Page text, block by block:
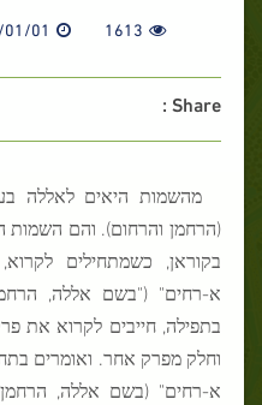
1613
01
Share :
מהשמות היאים לאללה
(הרחמן והרחום). והם
בקוראן, כשמתחילים
א-רחים" ("בשם אללה,
וחלק מפרק אחר. ואומרים
א-רחים" (בשם אללה,